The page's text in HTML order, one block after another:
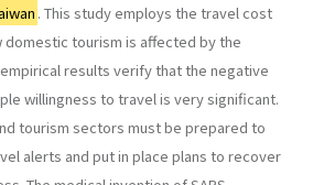
. This study employs the travel cost
tourism is affected by the
results verify that the negative
willingness to travel is very significant.
tourism sectors must be prepared to
alerts and put in place plans to recover